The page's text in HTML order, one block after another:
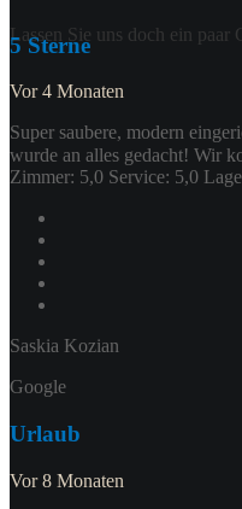
Lassen Sie uns doch ein paar
5 Sterne
Vor 4 Monaten
Super saubere, modern
wurde an alles gedacht! Wir
Zimmer: 5,0 Service: 5,0
Saskia Kozian
Google
Urlaub
Vor 8 Monaten